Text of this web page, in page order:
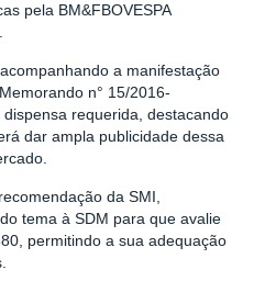
pela BM&FBOVESPA
a manifestação
n° 15/2016-
requerida, destacando
dar ampla publicidade dessa
da SMI,
tema à SDM para que avalie
permitindo a sua adequação